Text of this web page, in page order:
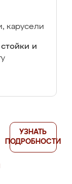
карусели
и
УЗНАТЬ
ПОДРОБНОСТИ